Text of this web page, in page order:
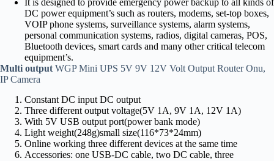
It is designed to provide emergency power backup to all kinds of
DC power equipment’s such as routers, modems, set-top boxes,
VOIP phone systems, surveillance systems, alarm systems,
personal communication systems, radios, digital cameras, POS,
Bluetooth devices, smart cards and many other critical telecom
equipment’s.
Multi output WGP Mini UPS 5V 9V 12V Volt Output Router Onu,
IP Camera
Constant DC input DC output
Three different output voltage(5V 1A, 9V 1A, 12V 1A)
With 5V USB output port(power bank mode)
Light weight(248g)small size(116*73*24mm)
Online working three different devices at the same time
Accessories: one USB-DC cable, two DC cable, three